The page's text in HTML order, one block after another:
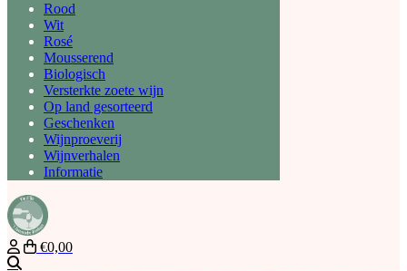
Rood
Wit
Rosé
Mousserend
Biologisch
Versterkte zoete wijn
Op land gesorteerd
Geschenken
Wijnproeverij
Wijnverhalen
Informatie
€0,00